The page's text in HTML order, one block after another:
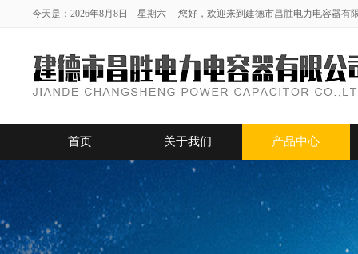
今天是：2026年8月8日 星期六 您好，欢迎来到建德市昌胜电力电容器有
首页 关于我们 产品中心